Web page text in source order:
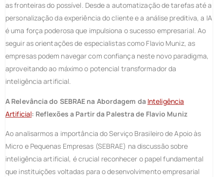
as fronteiras do possível. Desde a automatização de tarefas até a
personalização da experiência do cliente e a análise preditiva, a IA
é uma força poderosa que impulsiona o sucesso empresarial. Ao
seguir as orientações de especialistas como Flavio Muniz, as
empresas podem navegar com confiança neste novo paradigma,
aproveitando ao máximo o potencial transformador da
inteligência artificial.
A Relevância do SEBRAE na Abordagem da Inteligência
Artificial: Reflexões a Partir da Palestra de Flavio Muniz
Ao analisarmos a importância do Serviço Brasileiro de Apoio às
Micro e Pequenas Empresas (SEBRAE) na discussão sobre
inteligência artificial, é crucial reconhecer o papel fundamental
que instituições voltadas para o desenvolvimento empresarial